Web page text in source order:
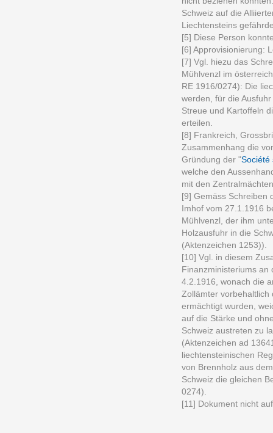
Schweiz auf die
Liechtensteins
[5] Diese Person
[6] Approvisionierung:
[7] Vgl. hiezu das
Mühlvenzl im
RE 1916/0274): Die
werden, für die
Streue und Kartoffeln
erteilen.
[8] Frankreich,
Zusammenhang die
Gründung der "Société
welche den
mit den
[9] Gemäss Schreiben
Imhof vom 27.1.1916
Mühlvenzl, der ihm
Holzausfuhr in die
(Aktenzeichen 1253)).
[10] Vgl. in diesem
Finanzministeriums an
4.2.1916, wonach die
Zollämter vorbehaltlich
ermächtigt wurden,
auf die Stärke und
Schweiz austreten zu
(Aktenzeichen ad
liechtensteinischen
von Brennholz aus
Schweiz die gleichen
0274).
[11] Dokument nicht